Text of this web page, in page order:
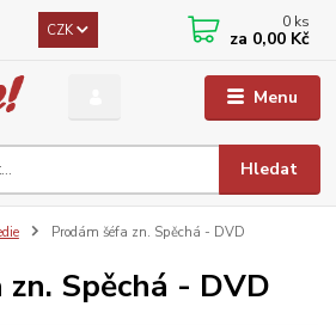
Menu
CZK
Hledat
0 ks
za 0,00 Kč
Prodám šéfa zn. Spěchá - DVD
Spěchá - DVD